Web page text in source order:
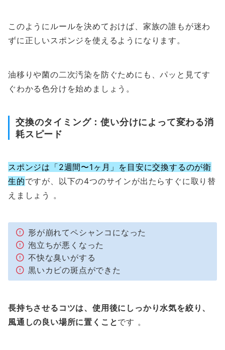
このようにルールを決めておけば、家族の誰もが迷わ
ずに正しいスポンジを使えるようになります。
油移りや菌の二次汚染を防ぐためにも、パッと見てす
ぐわかる色分けを始めましょう。
交換のタイミング：使い分けによって変わる消
耗スピード
スポンジは「2週間〜1ヶ月」を目安に交換するのが衛
生的ですが、以下の4つのサインが出たらすぐに取り替
えましょう 。
形が崩れてペシャンコになった
泡立ちが悪くなった
不快な臭いがする
黒いカビの斑点ができた
長持ちさせるコツは、使用後にしっかり水気を絞り、
風通しの良い場所に置くことです 。